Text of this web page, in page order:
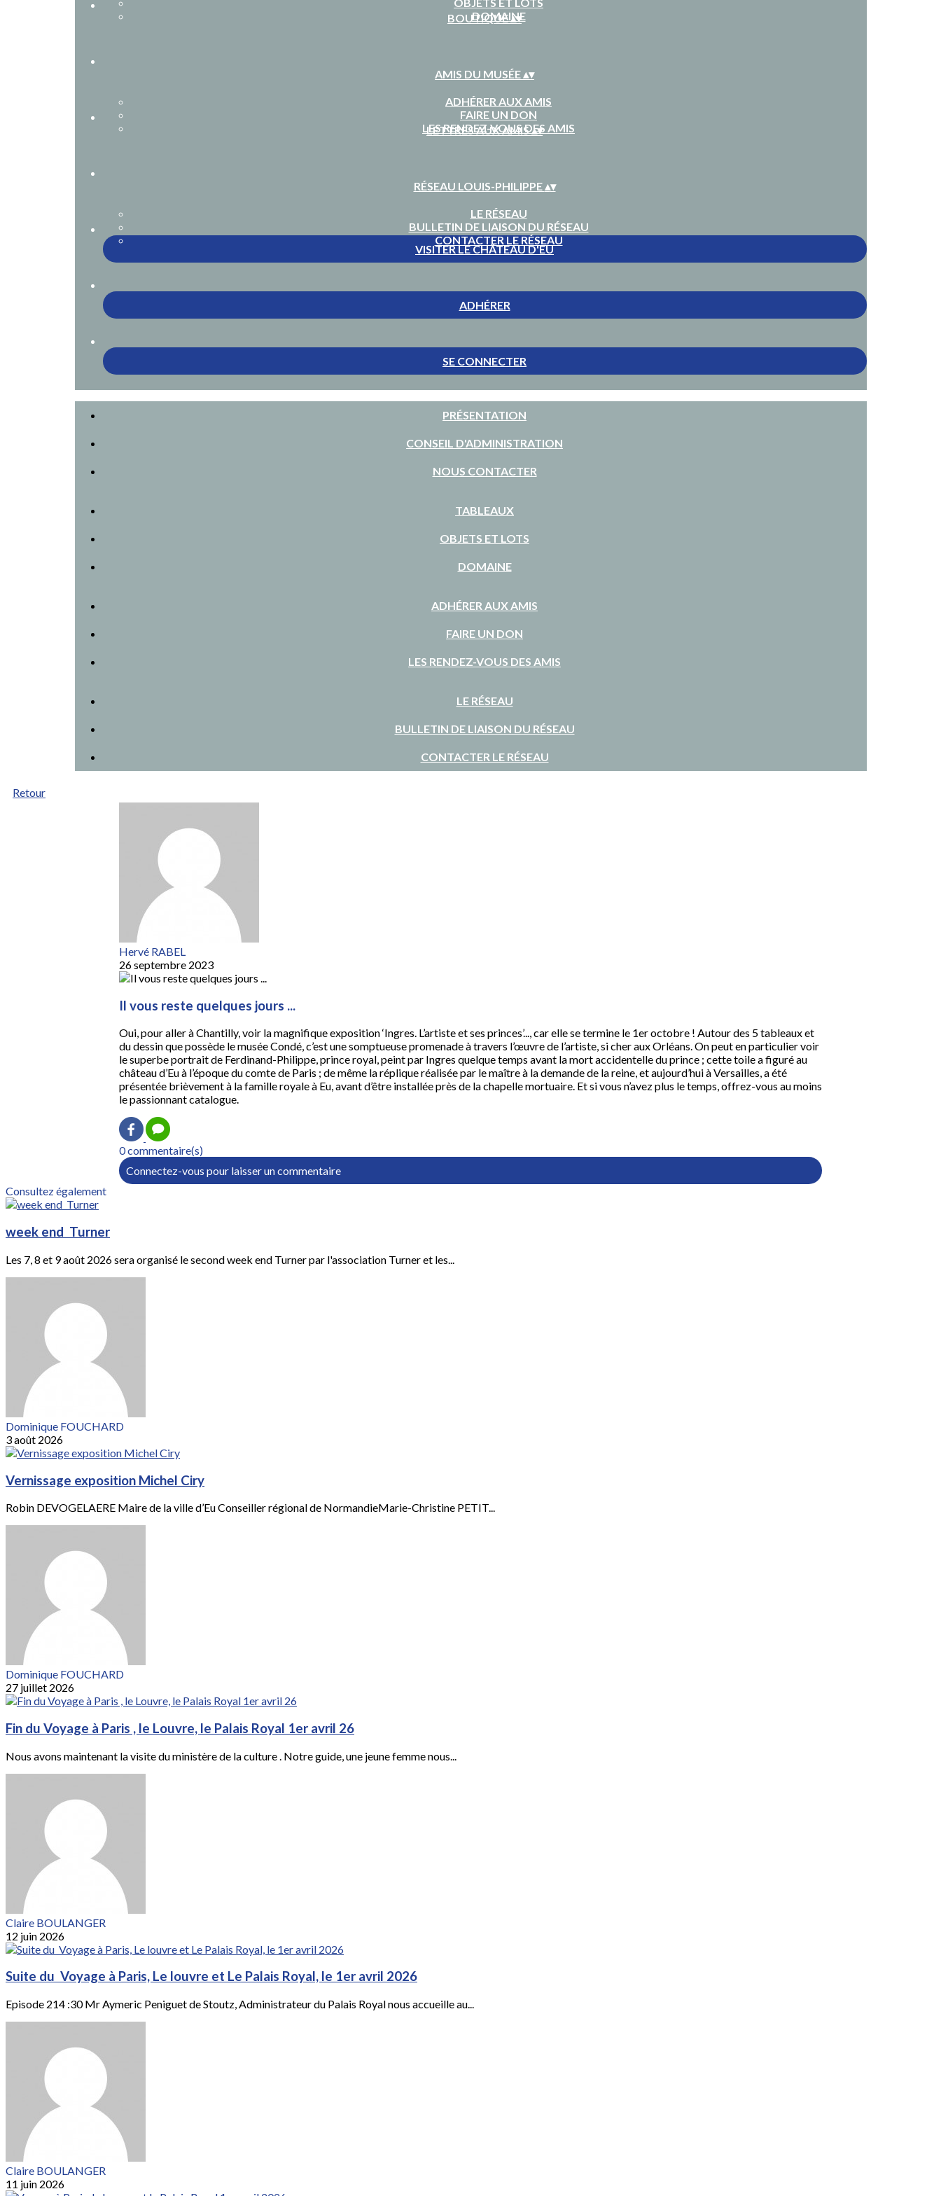
DOMAINE
BOUTIQUE▴▾
AMIS DU MUSÉE▴▾
ADHÉRER AUX AMIS
FAIRE UN DON
LES RENDEZ-VOUS DES AMIS
LETTRES AUX AMIS▴▾
RÉSEAU LOUIS-PHILIPPE▴▾
LE RÉSEAU
BULLETIN DE LIAISON DU RÉSEAU
CONTACTER LE RÉSEAU
VISITER LE CHÂTEAU D'EU
ADHÉRER
SE CONNECTER
PRÉSENTATION
CONSEIL D'ADMINISTRATION
NOUS CONTACTER
TABLEAUX
OBJETS ET LOTS
DOMAINE
ADHÉRER AUX AMIS
FAIRE UN DON
LES RENDEZ-VOUS DES AMIS
LE RÉSEAU
BULLETIN DE LIAISON DU RÉSEAU
CONTACTER LE RÉSEAU
Retour
Hervé RABEL
26 septembre 2023
Il vous reste quelques jours ...
Oui, pour aller à Chantilly, voir la magnifique exposition ‘Ingres. L’artiste et ses princes’..., car elle se termine le 1er octobre ! Autour des 5 tableaux et
du dessin que possède le musée Condé, c’est une somptueuse promenade à travers l’œuvre de l’artiste, si cher aux Orléans. On peut en particulier voir
le superbe portrait de Ferdinand-Philippe, prince royal, peint par Ingres quelque temps avant la mort accidentelle du prince ; cette toile a figuré au
château d’Eu à l’époque du comte de Paris ; de même la réplique réalisée par le maître à la demande de la reine, et aujourd’hui à Versailles, a été
présentée brièvement à la famille royale à Eu, avant d’être installée près de la chapelle mortuaire. Et si vous n’avez plus le temps, offrez-vous au moins
le passionnant catalogue.
0 commentaire(s)
Connectez-vous pour laisser un commentaire
Consultez également
week end Turner
Les 7, 8 et 9 août 2026 sera organisé le second week end Turner par l'association Turner et les...
Dominique FOUCHARD
3 août 2026
Vernissage exposition Michel Ciry
Robin DEVOGELAERE Maire de la ville d’Eu Conseiller régional de NormandieMarie-Christine PETIT...
Dominique FOUCHARD
27 juillet 2026
Fin du Voyage à Paris , le Louvre, le Palais Royal 1er avril 26
Nous avons maintenant la visite du ministère de la culture . Notre guide, une jeune femme nous...
Claire BOULANGER
12 juin 2026
Suite du Voyage à Paris, Le louvre et Le Palais Royal, le 1er avril 2026
Episode 214 :30 Mr Aymeric Peniguet de Stoutz, Administrateur du Palais Royal nous accueille au...
Claire BOULANGER
11 juin 2026